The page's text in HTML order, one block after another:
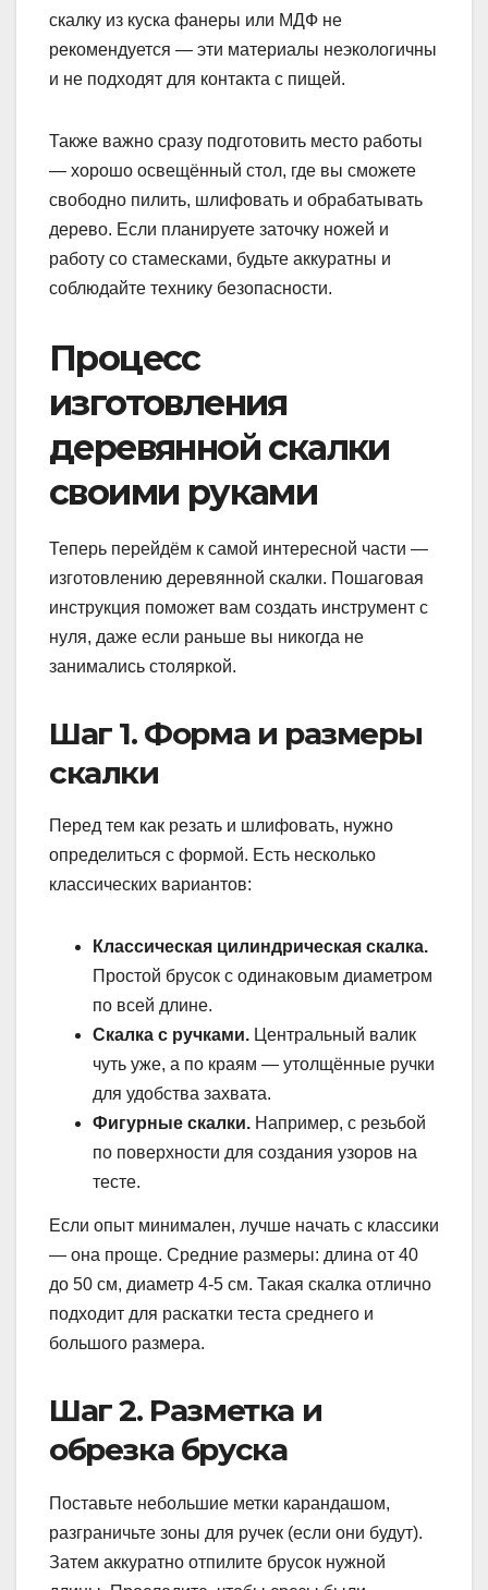
скалку из куска фанеры или МДФ не
рекомендуется — эти материалы неэкологичны
и не подходят для контакта с пищей.
Также важно сразу подготовить место работы
— хорошо освещённый стол, где вы сможете
свободно пилить, шлифовать и обрабатывать
дерево. Если планируете заточку ножей и
работу со стамесками, будьте аккуратны и
соблюдайте технику безопасности.
Процесс
изготовления
деревянной скалки
своими руками
Теперь перейдём к самой интересной части —
изготовлению деревянной скалки. Пошаговая
инструкция поможет вам создать инструмент с
нуля, даже если раньше вы никогда не
занимались столяркой.
Шаг 1. Форма и размеры
скалки
Перед тем как резать и шлифовать, нужно
определиться с формой. Есть несколько
классических вариантов:
Классическая цилиндрическая скалка.
Простой брусок с одинаковым диаметром
по всей длине.
Скалка с ручками. Центральный валик
чуть уже, а по краям — утолщённые ручки
для удобства захвата.
Фигурные скалки. Например, с резьбой
по поверхности для создания узоров на
тесте.
Если опыт минимален, лучше начать с классики
— она проще. Средние размеры: длина от 40
до 50 см, диаметр 4-5 см. Такая скалка отлично
подходит для раскатки теста среднего и
большого размера.
Шаг 2. Разметка и
обрезка бруска
Поставьте небольшие метки карандашом,
разграничьте зоны для ручек (если они будут).
Затем аккуратно отпилите брусок нужной